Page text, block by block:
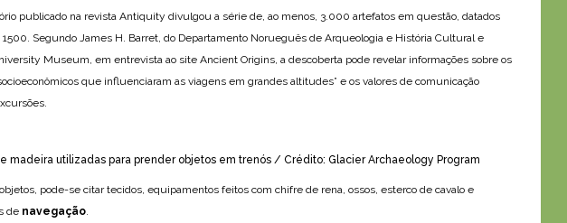
publicado na revista Antiquity divulgou a série de, ao menos, 3.000 artefatos em questão, datados
Segundo James H. Barret, do Departamento Norueguês de Arqueologia e História Cultural e
Museum, em entrevista ao site Ancient Origins, a descoberta pode revelar informações sobre os
que influenciaram as viagens em grandes altitudes” e os valores de comunicação
madeira utilizadas para prender objetos em trenós / Crédito: Glacier Archaeology Program
pode-se citar tecidos, equipamentos feitos com chifre de rena, ossos, esterco de cavalo e
de navegação.